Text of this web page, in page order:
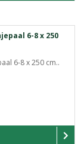
6-8 x 250
6-8 x 250 cm..